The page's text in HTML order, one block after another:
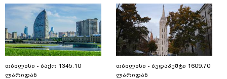
თბილისი - ბაქო 1345.10
ლარიდან
თბილისი - ბუდაპეშტი 1609.70
ლარიდან